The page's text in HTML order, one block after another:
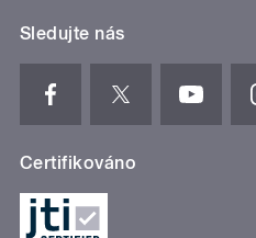
Sledujte nás
Certifikováno